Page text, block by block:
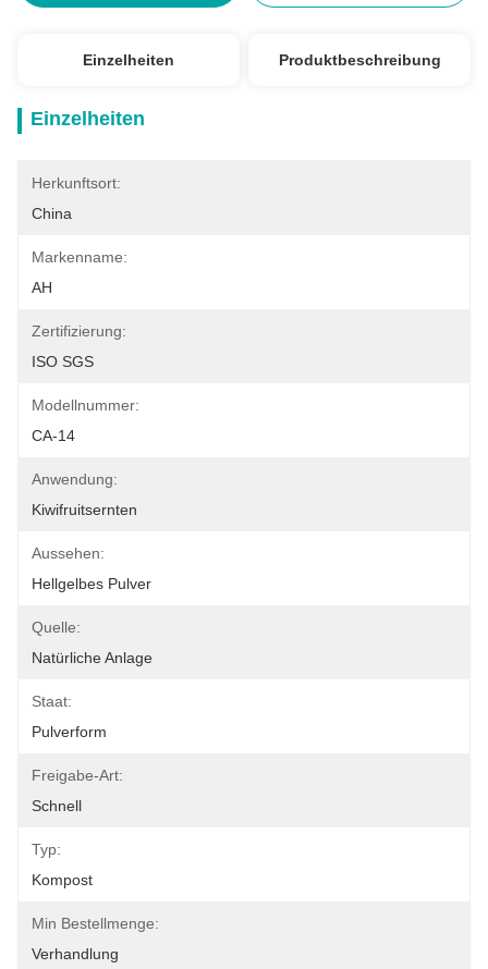
Einzelheiten Produktbeschreibung
Einzelheiten
Herkunftsort:
China
Markenname:
AH
Zertifizierung:
ISO SGS
Modellnummer:
CA-14
Anwendung:
Kiwifruitsernten
Aussehen:
Hellgelbes Pulver
Quelle:
Natürliche Anlage
Staat:
Pulverform
Freigabe-Art:
Schnell
Typ:
Kompost
Min Bestellmenge:
Verhandlung